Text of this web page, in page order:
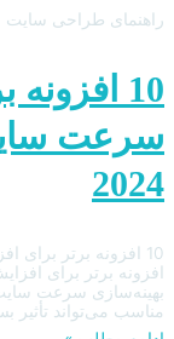
راهنمای طراحی سایت
10
سرعت
2024
مناسب می‌تواند تأثیر